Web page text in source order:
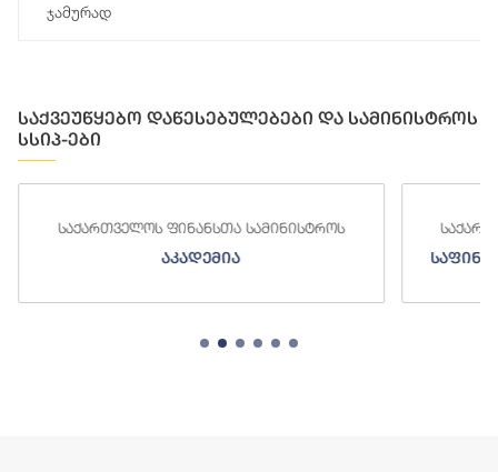
ჯამურად
საქვეუწყებო დაწესებულებები და სამინისტროს
სსიპ-ები
საქართველოს ფინანსთა სამინისტროს
აკადემია